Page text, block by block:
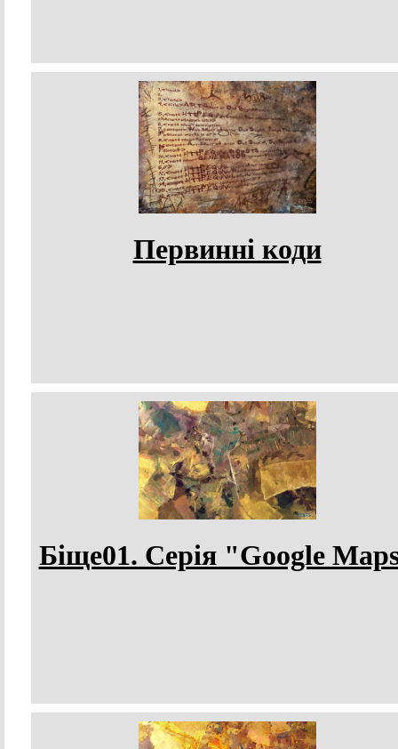
Первинні коди
Біще01. Серія "Google